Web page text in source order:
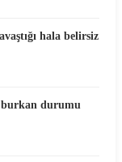
hala belirsiz
durumu